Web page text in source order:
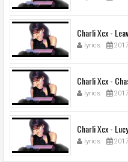
Charli Xcx -
lyrics
Charli Xcx -
lyrics
Charli Xcx -
lyrics